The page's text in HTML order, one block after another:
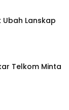
Lanskap
Telkom Minta